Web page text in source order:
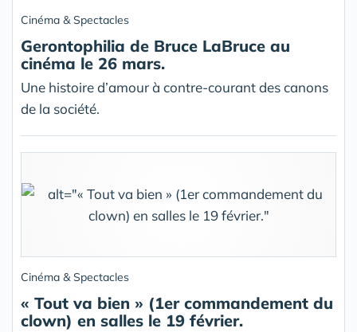
Cinéma & Spectacles
Gerontophilia de Bruce LaBruce au
cinéma le 26 mars.
Une histoire d’amour à contre-courant des canons
de la société.
Cinéma & Spectacles
« Tout va bien » (1er commandement du
clown) en salles le 19 février.